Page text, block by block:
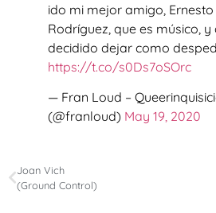
ido mi mejor amigo, Ernesto
Rodríguez, que es músico,
decidido dejar como
https://t.co/s0Ds7oSOrc
— Fran Loud –
(@franloud) May 19, 2020
Joan Vich
(Ground Control)